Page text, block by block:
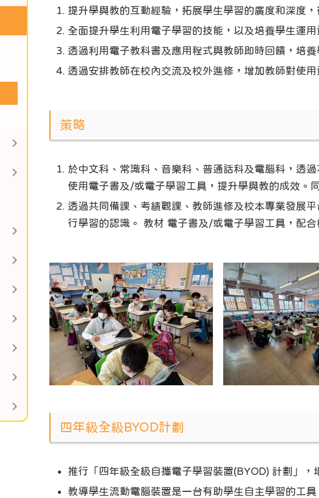
提升學與教的互動經驗，拓展學生學習的廣度和深度
全面提升學生利用電子學習的技能，以及培養學生運用
透過利用電子教科書及應用程式與教師即時回饋，培
透過安排教師在校內交流及校外進修，增加教師對使
策略
於中文科、常識科、音樂科、普通話科及電腦科，透
使用電子書及/或電子學習工具，提升學與教的成效。
透過共同備課、考績觀課、教師進修及校本專業發展
行學習的認識。 教材 電子書及/或電子學習工具，配
四年級全級BYOD計劃
推行「四年級全級自攜電子學習裝置(BYOD) 計劃」
教導學生流動電腦裝置是一台有助學生自主學習的工具